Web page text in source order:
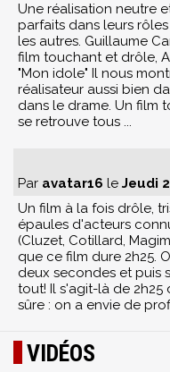
Une réalisation neutre
parfaits dans leurs
les autres. Guillaume
film touchant et drôle,
"Mon idole" Il nous
réalisateur aussi bien
dans le drame. Un film
se retrouve tous ...
Par avatar16 le Jeudi
Un film à la fois drôle,
épaules d'acteurs
(Cluzet, Cotillard,
que ce film dure 2h25.
deux secondes et puis
tout! Il s'agit-là de 2h25
sûre : on a envie de
VIDÉOS